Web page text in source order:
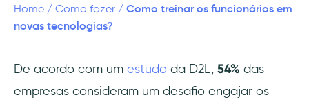
Estar ciente dos desafios frequentemente
enfrentados durante o treinamento de
Convencer os funcionários a adotar novas
tecnologias
Home / Como fazer / Como treinar os funcionários em
novas tecnologias?
De acordo com um estudo da D2L, 54% das
empresas consideram um desafio engajar os